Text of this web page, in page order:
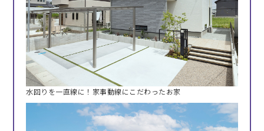
水回りを一直線に！家事動線にこだわったお家